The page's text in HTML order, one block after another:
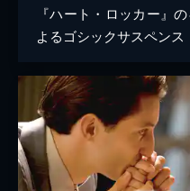
『ハート・ロッカー』
よるゴシックサスペンス